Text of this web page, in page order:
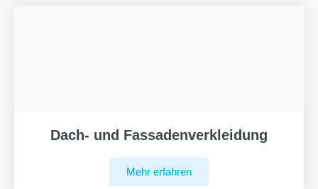
Dach- und Fassadenverkleidung
Mehr erfahren